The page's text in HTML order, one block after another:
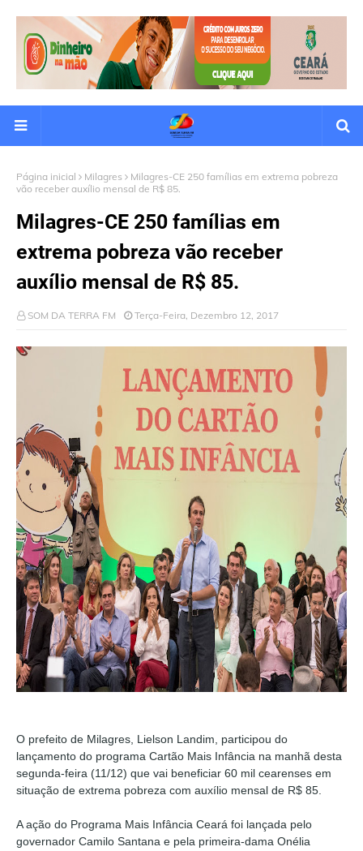
Página inicial Milagres
Milagres-CE 250 famílias em extrema pobreza
vão receber auxílio mensal de R$ 85.
Milagres-CE 250 famílias em
extrema pobreza vão receber
auxílio mensal de R$ 85.
SOM DA TERRA FM Terça-Feira, Dezembro 12, 2017
O prefeito de Milagres, Lielson Landim, participou do
lançamento do programa Cartão Mais Infância na manhã desta
segunda-feira (11/12) que vai beneficiar 60 mil cearenses em
situação de extrema pobreza com auxílio mensal de R$ 85.
A ação do Programa Mais Infância Ceará foi lançada pelo
governador Camilo Santana e pela primeira-dama Onélia